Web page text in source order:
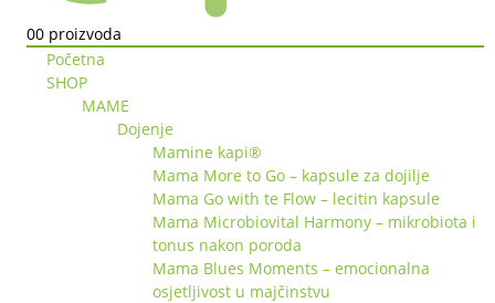
00 proizvoda
Početna
SHOP
MAME
Dojenje
Mamine kapi®
Mama More to Go – kapsule za dojilje
Mama Go with te Flow – lecitin kapsule
Mama Microbiovital Harmony – mikrobiota i
tonus nakon poroda
Mama Blues Moments – emocionalna
osjetljivost u majčinstvu